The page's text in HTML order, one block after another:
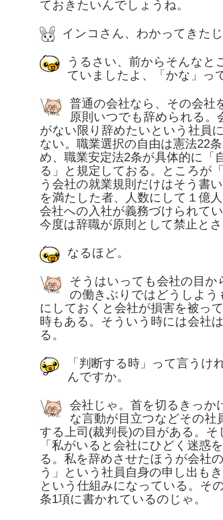
ておきたいんでしょうね。
インコさん、わかってきた
うるさい、前からそんなと
ていましたよ、「かな」っ
普通の会社なら、その会社
原則いつでも辞められる。
がない限り辞めたいという社員
ない。職業選択の自由は憲法22
め、職業安定法2条が具体的に「
る」と規定しておる。ところが
う会社の就業規則だけはそう書
を満たした者、人数にして１億
会社への入社が義務づけられて
今度は辞職が原則として禁止と
なるほど。
そうはいっても会社の目か
の働きぶりではどうしよ
にしておくと会社が損害を被っ
時もある。そういう時には会社
る。
「判断する時」って言うけ
んですか。
会社じゃ。首を切るきっか
な言動が目立つなどその社
する上司(裁判長)の目がある。
「私がいると会社にひどく迷惑
る。私を辞めさせたほうが会社
う」という社員自身の申し出も
という仕組みになっている。そ
条1項に書かれているのじゃ。